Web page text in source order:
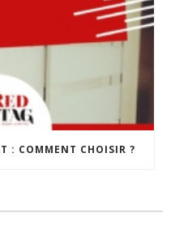
: COMMENT CHOISIR ?